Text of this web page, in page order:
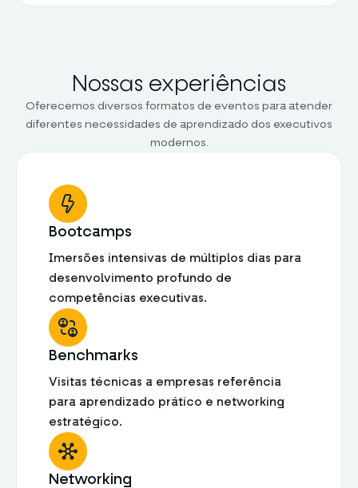
Nossas experiências
Oferecemos diversos formatos de eventos para atender
diferentes necessidades de aprendizado dos executivos
modernos.
Bootcamps
Imersões intensivas de múltiplos dias para
desenvolvimento profundo de
competências executivas.
Benchmarks
Visitas técnicas a empresas referência
para aprendizado prático e networking
estratégico.
Networking